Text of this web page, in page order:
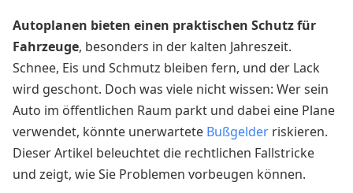
Autoplanen bieten einen praktischen Schutz für
Fahrzeuge, besonders in der kalten Jahreszeit.
Schnee, Eis und Schmutz bleiben fern, und der Lack
wird geschont. Doch was viele nicht wissen: Wer sein
Auto im öffentlichen Raum parkt und dabei eine Plane
verwendet, könnte unerwartete Bußgelder riskieren.
Dieser Artikel beleuchtet die rechtlichen Fallstricke
und zeigt, wie Sie Problemen vorbeugen können.